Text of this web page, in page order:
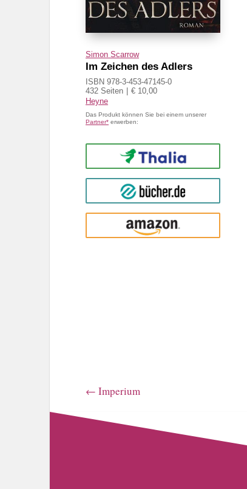
Simon Scarrow
Im Zeichen des Adlers
ISBN 978-3-453-47145-0
432 Seiten
€ 10,00
Heyne
Das Produkt können Sie bei einem unserer
Partner* erwerben:
Thalia
buecher.de
Amazon
← Imperium